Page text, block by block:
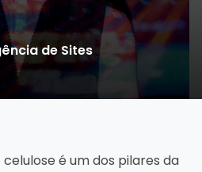
de Sites
é um dos pilares da